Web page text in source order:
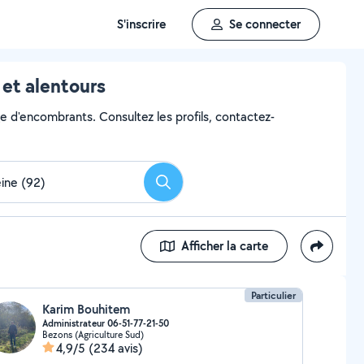
S'inscrire Se connecter
alentours
d'encombrants. Consultez les profils, contactez-
Rechercher
Afficher la carte
Particulier
Karim Bouhitem
Administrateur 06-51-77-21-50
Bezons (Agriculture Sud)
4,9/5 (234 avis)